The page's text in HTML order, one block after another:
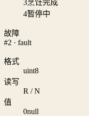
3烹饪完成
4暂停中
故障
#2 · fault
格式
uint8
读写
R / N
值
0null